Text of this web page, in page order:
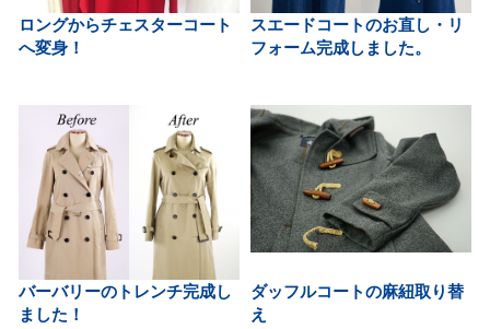
ロングからチェスターコート
へ変身！
スエードコートのお直し・リ
フォーム完成しました。
バーバリーのトレンチ完成し
ました！
ダッフルコートの麻紐取り替
え